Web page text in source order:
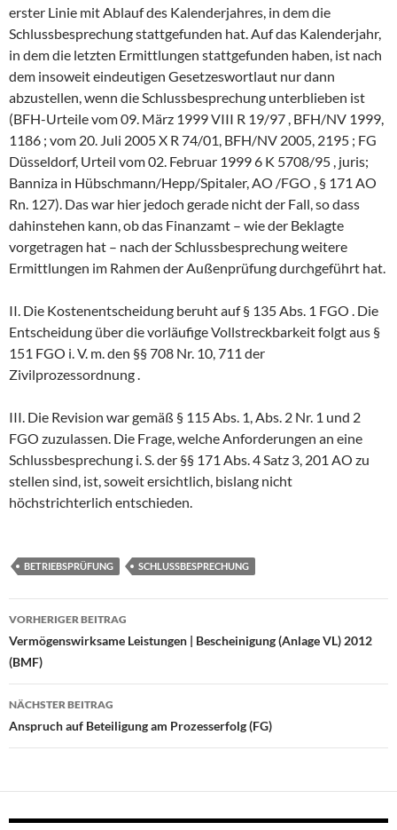
erster Linie mit Ablauf des Kalenderjahres, in dem die
Schlussbesprechung stattgefunden hat. Auf das Kalenderjahr,
in dem die letzten Ermittlungen stattgefunden haben, ist nach
dem insoweit eindeutigen Gesetzeswortlaut nur dann
abzustellen, wenn die Schlussbesprechung unterblieben ist
(BFH-Urteile vom 09. März 1999 VIII R 19/97 , BFH/NV 1999,
1186 ; vom 20. Juli 2005 X R 74/01, BFH/NV 2005, 2195 ; FG
Düsseldorf, Urteil vom 02. Februar 1999 6 K 5708/95 , juris;
Banniza in Hübschmann/Hepp/Spitaler, AO /FGO , § 171 AO
Rn. 127). Das war hier jedoch gerade nicht der Fall, so dass
dahinstehen kann, ob das Finanzamt – wie der Beklagte
vorgetragen hat – nach der Schlussbesprechung weitere
Ermittlungen im Rahmen der Außenprüfung durchgeführt hat.
II. Die Kostenentscheidung beruht auf § 135 Abs. 1 FGO . Die
Entscheidung über die vorläufige Vollstreckbarkeit folgt aus §
151 FGO i. V. m. den §§ 708 Nr. 10, 711 der
Zivilprozessordnung .
III. Die Revision war gemäß § 115 Abs. 1, Abs. 2 Nr. 1 und 2
FGO zuzulassen. Die Frage, welche Anforderungen an eine
Schlussbesprechung i. S. der §§ 171 Abs. 4 Satz 3, 201 AO zu
stellen sind, ist, soweit ersichtlich, bislang nicht
höchstrichterlich entschieden.
BETRIEBSPRÜFUNG SCHLUSSBESPRECHUNG
Beitragsnavigation
VORHERIGER BEITRAG
Vermögenswirksame Leistungen | Bescheinigung (Anlage VL) 2012
(BMF)
NÄCHSTER BEITRAG
Anspruch auf Beteiligung am Prozesserfolg (FG)